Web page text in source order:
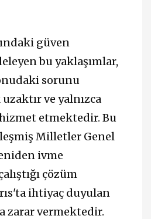
güven
bu yaklaşımlar,
sorunu
ve yalnızca
etmektedir. Bu
Milletler Genel
ivme
çözüm
ihtiyaç duyulan
zarar vermektedir.